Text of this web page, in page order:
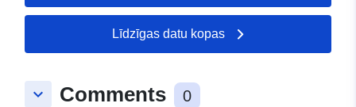
Līdzīgas datu kopas
keyboard_arrow_down Comments 0